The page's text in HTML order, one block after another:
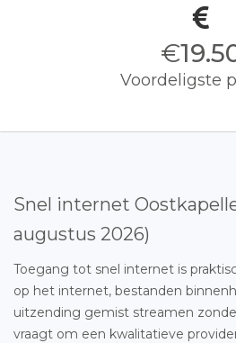
€
Voordeligste
Snel internet
augustus 2026)
Toegang tot snel internet is
op het internet, bestanden
uitzending gemist streamen
vraagt om een kwalitatieve